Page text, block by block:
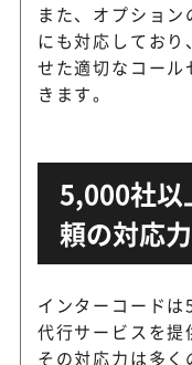
また、オプショ
にも対応してお
せた適切なコール
きます。
5,000社以
頼の対応力
インターコード
代行サービスを提
その対応力は多